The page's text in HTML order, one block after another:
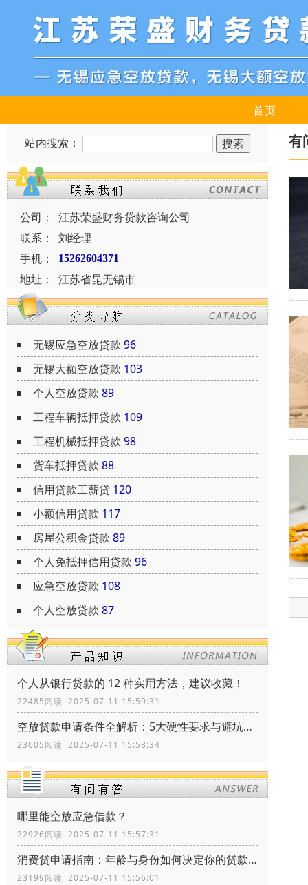
首页
站内搜索：
公司：
江苏荣盛财务贷款咨询公司
联系：
刘经理
手机：
15262604371
地址： 江苏省昆无锡市
无锡应急空放贷款 96
无锡大额空放贷款 103
个人空放贷款 89
工程车辆抵押贷款 109
工程机械抵押贷款 98
货车抵押贷款 88
信用贷款工薪贷 120
小额信用贷款 117
房屋公积金贷款 89
个人免抵押信用贷款 96
应急空放贷款 108
个人空放贷款 87
个人从银行贷款的 12 种实用方法，建议收藏！
22485阅读 2025-07-11 15:59:31
空放贷款申请条件全解析：5大硬性要求与避坑指南
23005阅读 2025-07-11 15:58:34
哪里能空放应急借款？
22926阅读 2025-07-11 15:57:31
消费贷申请指南：年龄与身份如何决定你的贷款资格？
23199阅读 2025-07-11 15:56:01
有